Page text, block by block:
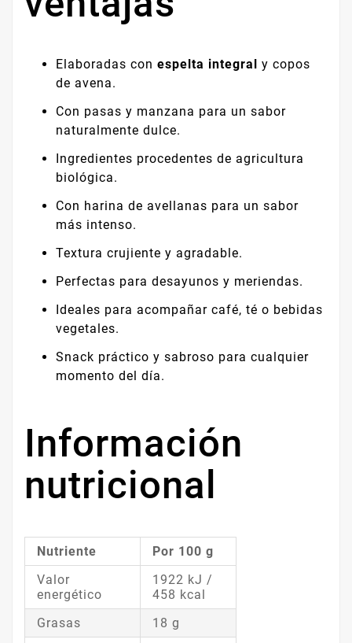
Elaboradas con espelta integral y copos
de avena.
Con pasas y manzana para un sabor
naturalmente dulce.
Ingredientes procedentes de agricultura
biológica.
Con harina de avellanas para un sabor
más intenso.
Textura crujiente y agradable.
Perfectas para desayunos y meriendas.
Ideales para acompañar café, té o bebidas
vegetales.
Snack práctico y sabroso para cualquier
momento del día.
Información
nutricional
Nutriente
Por 100 g
Valor
energético
1922 kJ /
458 kcal
Grasas
18 g